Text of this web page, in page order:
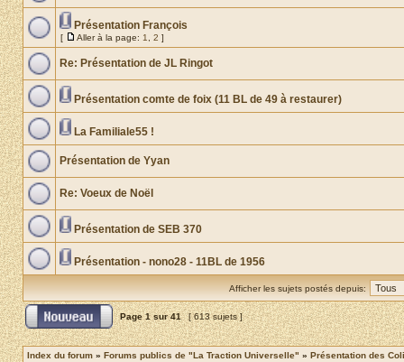
Présentation François
[ Aller à la page: 1 2 ]
Re: Présentation de JL Ringot
Présentation comte de foix (11 BL de 49 à restaurer)
La Familiale55 !
Présentation de Yyan
Re: Voeux de Noël
Présentation de SEB 370
Présentation - nono28 - 11BL de 1956
Afficher les sujets postés depuis:
Page1sur41 [ 613 sujets ]
Index du forum » Forums publics de "La Traction Universelle" » Présentation des